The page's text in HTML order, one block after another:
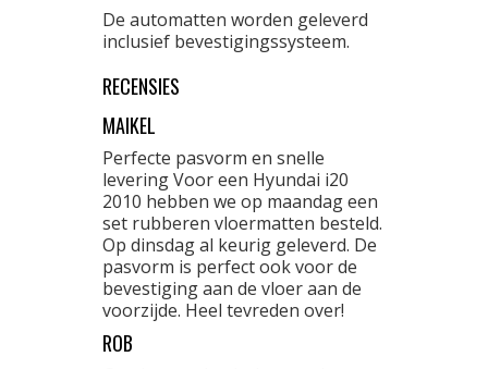
De automatten worden geleverd
inclusief bevestigingssysteem.
RECENSIES
MAIKEL
Perfecte pasvorm en snelle
levering Voor een Hyundai i20
2010 hebben we op maandag een
set rubberen vloermatten besteld.
Op dinsdag al keurig geleverd. De
pasvorm is perfect ook voor de
bevestiging aan de vloer aan de
voorzijde. Heel tevreden over!
ROB